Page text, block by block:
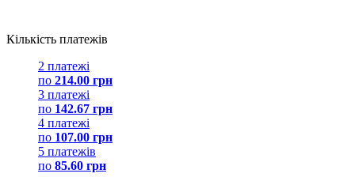
Кількість платежів
2 платежі
по 214.00 грн
3 платежі
по 142.67 грн
4 платежі
по 107.00 грн
5 платежів
по 85.60 грн